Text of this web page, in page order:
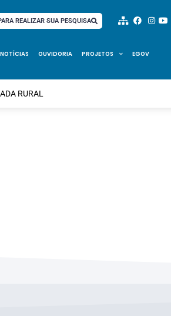
REALIZAR SUA PESQUISA
NOTÍCIAS OUVIDORIA PROJETOS EGOV
RURAL